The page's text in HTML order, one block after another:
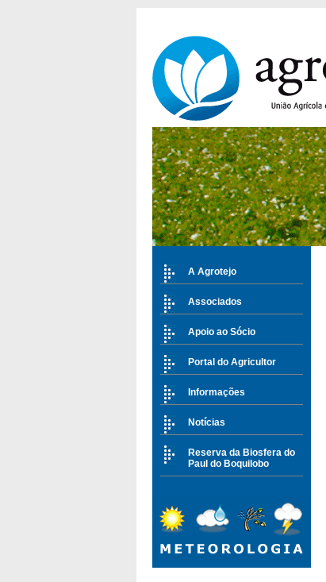
A Agrotejo
Associados
Apoio ao Sócio
Portal do Agricultor
Informações
Notícias
Reserva da Biosfera do
Paul do Boquilobo